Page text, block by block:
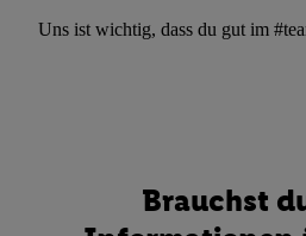
Uns ist wichtig, dass du gut im
Brauchst